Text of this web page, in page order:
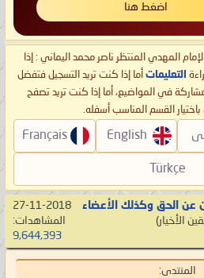
اضغط هنا
المهدي المنتظر ناصر محمد اليماني : إذا
التعليمات أما إذا كنت تريد التسجيل فتفضل
في المواضيع، أما إذا كنت تريد تصفح
القسم المناسب أسفله.
English
Français
Türkçe
عن الحق وكذلك الأعضاء
الأخيار)
27-11-2018
المشاهدات:
9,644,393
المنتدى: